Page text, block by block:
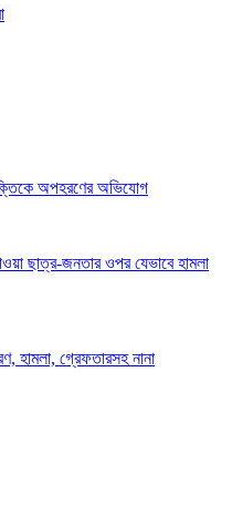
অপহরণের অভিযোগ
ছাত্র-জনতার ওপর যেভাবে হামলা
হামলা, গ্রেফতারসহ নানা